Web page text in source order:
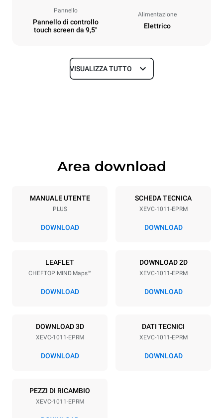
Pannello
Pannello di controllo
touch screen da 9,5"
Alimentazione
Elettrico
Dimensioni
Specifiche teglia
10 GN 1/1
Passo teglie
380-415V 3N~ / 220-240V
3~
18,8 kW / 18,8 kW / 18,8
50 / 60 Hz X | ✓
36,6 kWh/gg
VISUALIZZA TUTTO
Area download
MANUALE UTENTE
PLUS
DOWNLOAD
SCHEDA TECNICA
XEVC-1011-EPRM
DOWNLOAD
LEAFLET
CHEFTOP MIND.Maps™
DOWNLOAD
DOWNLOAD 2D
XEVC-1011-EPRM
DOWNLOAD
DOWNLOAD 3D
XEVC-1011-EPRM
DOWNLOAD
DATI TECNICI
XEVC-1011-EPRM
DOWNLOAD
PEZZI DI RICAMBIO
XEVC-1011-EPRM